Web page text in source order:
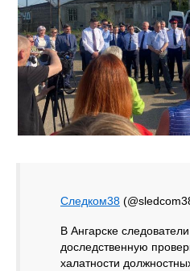
Следком38
В Ангарске
доследственную
халатности